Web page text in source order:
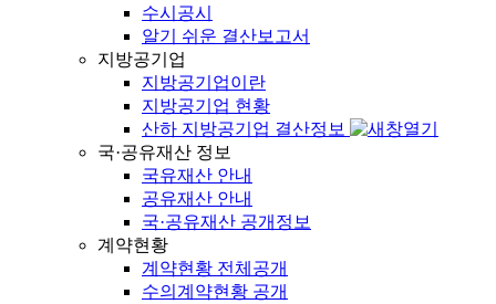
수시공시
알기 쉬운 결산보고서
지방공기업
지방공기업이란
지방공기업 현황
산하 지방공기업 결산정보
국·공유재산 정보
국유재산 안내
공유재산 안내
국·공유재산 공개정보
계약현황
계약현황 전체공개
수의계약현황 공개